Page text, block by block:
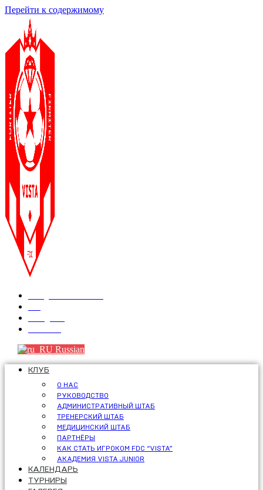
Перейти к содержимому
Russian
КЛУБ
О НАС
РУКОВОДСТВО
АДМИНИСТРАТИВНЫЙ ШТАБ
ТРЕНЕРСКИЙ ШТАБ
МЕДИЦИНСКИЙ ШТАБ
ПАРТНЁРЫ
КАК СТАТЬ ИГРОКОМ FDC “VISTA”
АКАДЕМИЯ VISTA JUNIOR
КАЛЕНДАРЬ
ТУРНИРЫ